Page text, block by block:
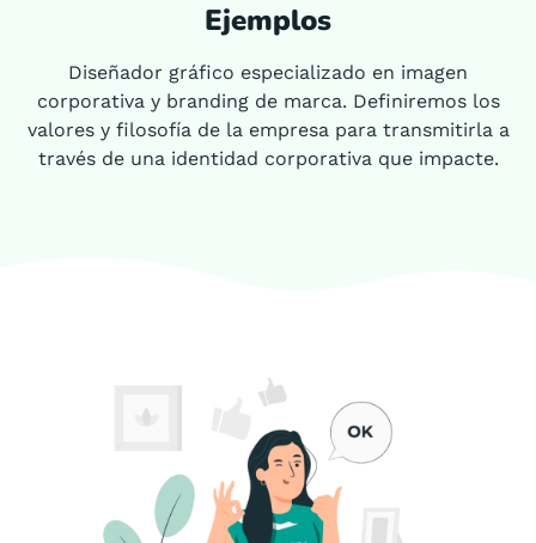
Ejemplos
Diseñador gráfico especializado en imagen
corporativa y branding de marca. Definiremos los
valores y filosofía de la empresa para transmitirla a
través de una identidad corporativa que impacte.